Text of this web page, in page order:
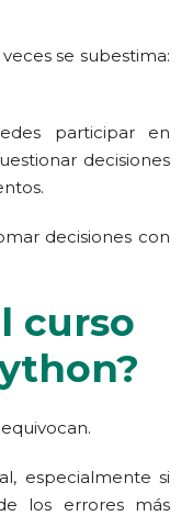
se subestima:
participar en
decisiones
decisiones con
curso
especialmente si
los errores más